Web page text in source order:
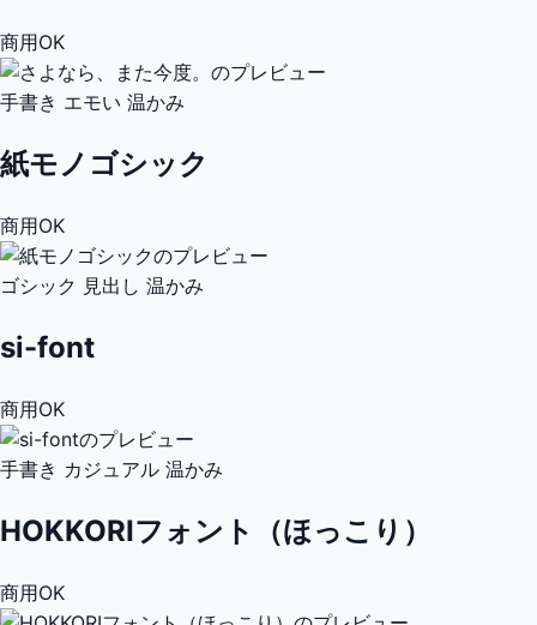
商用OK
手書き エモい 温かみ
紙モノゴシック
商用OK
ゴシック 見出し 温かみ
si-font
商用OK
手書き カジュアル 温かみ
HOKKORIフォント（ほっこり）
商用OK